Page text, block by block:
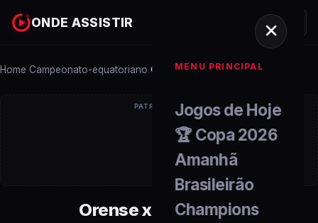
ONDE ASSISTIR
MENU PRINCIPAL
Jogos de Hoje
🏆 Copa 2026
Amanhã
Brasileirão
Champions
Home Campeonato-equatoriano Orense x Tecnico U.
PATROCÍNIO
Orense x Tecnico U.